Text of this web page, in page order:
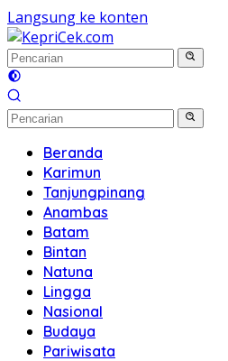
Langsung ke konten
Beranda
Karimun
Tanjungpinang
Anambas
Batam
Bintan
Natuna
Lingga
Nasional
Budaya
Pariwisata